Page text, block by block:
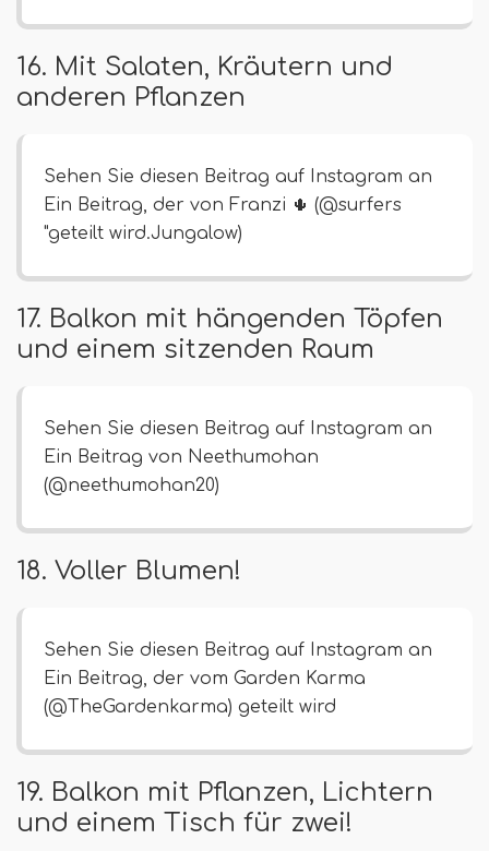
16. Mit Salaten, Kräutern und
anderen Pflanzen
Sehen Sie diesen Beitrag auf Instagram an
Ein Beitrag, der von Franzi 🌵 (@surfers
"geteilt wird.Jungalow)
17. Balkon mit hängenden Töpfen
und einem sitzenden Raum
Sehen Sie diesen Beitrag auf Instagram an
Ein Beitrag von Neethumohan
(@neethumohan20)
18. Voller Blumen!
Sehen Sie diesen Beitrag auf Instagram an
Ein Beitrag, der vom Garden Karma
(@TheGardenkarma) geteilt wird
19. Balkon mit Pflanzen, Lichtern
und einem Tisch für zwei!